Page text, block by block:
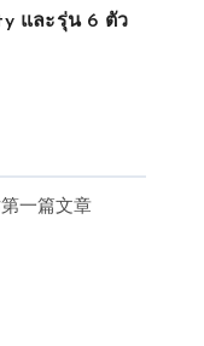
และรุ่น 6 ตัว
一篇文章